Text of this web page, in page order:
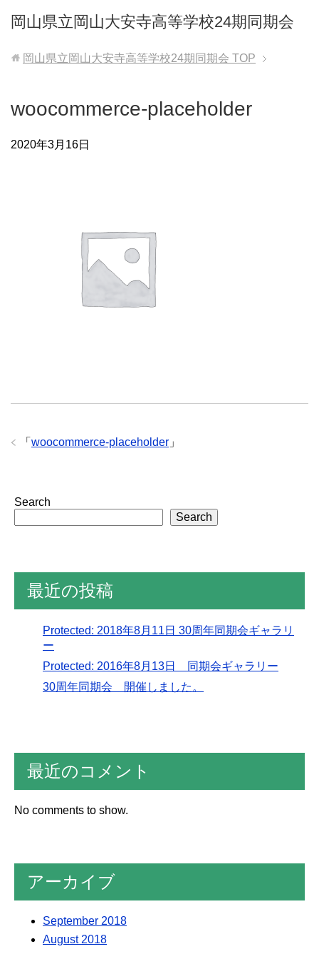
岡山県立岡山大安寺高等学校24期同期会
岡山県立岡山大安寺高等学校24期同期会 TOP
woocommerce-placeholder
2020年3月16日
「 woocommerce-placeholder 」
Search
Search
最近の投稿
Protected: 2018年8月11日 30周年同期会ギャラリ
ー
Protected: 2016年8月13日 同期会ギャラリー
30周年同期会 開催しました。
最近のコメント
No comments to show.
アーカイブ
September 2018
August 2018